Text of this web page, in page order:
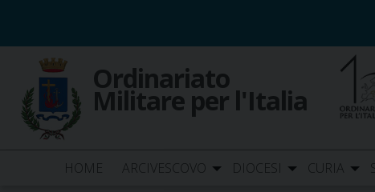
content
Ordinariato
Militare per l'Italia
HOME ARCIVESCOVO DIOCESI CURIA